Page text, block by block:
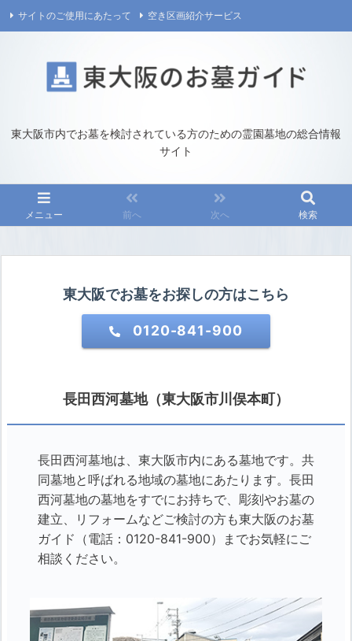
東大阪市内でお墓を検討されている方のための霊園墓地の総合情報
サイト
メニュー 前へ 次へ 検索
サイトのご使用にあたって 空き区画紹介サービス
東大阪でお墓をお探しの方はこちら
0120-841-900
長田西河墓地（東大阪市川俣本町）
長田西河墓地は、東大阪市内にある墓地です。共
同墓地と呼ばれる地域の墓地にあたります。長田
西河墓地の墓地をすでにお持ちで、彫刻やお墓の
建立、リフォームなどご検討の方も東大阪のお墓
ガイド（電話：0120-841-900）までお気軽にご
相談ください。